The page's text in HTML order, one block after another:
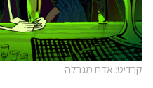
קרדיט: אדם מגרלה